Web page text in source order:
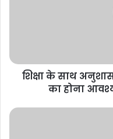
शिक्षा के साथ
का होना